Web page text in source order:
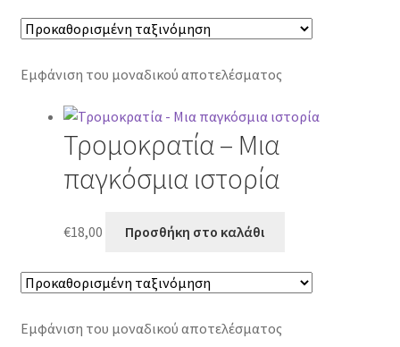
Εμφάνιση του μοναδικού αποτελέσματος
Τρομοκρατία – Μια
παγκόσμια ιστορία
€18,00 Προσθήκη στο καλάθι
Εμφάνιση του μοναδικού αποτελέσματος